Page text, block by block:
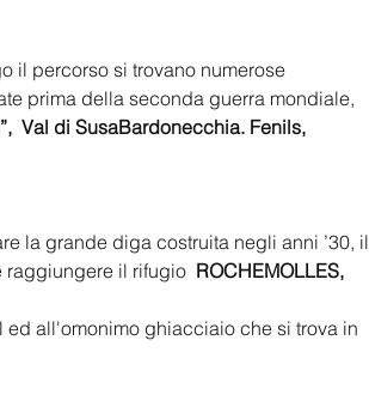
il percorso si trovano numerose
prima della seconda guerra mondiale,
Val di SusaBardonecchia. Fenils,
la grande diga costruita negli anni ’30, il
raggiungere il rifugio ROCHEMOLLES,
ed all'omonimo ghiacciaio che si trova in